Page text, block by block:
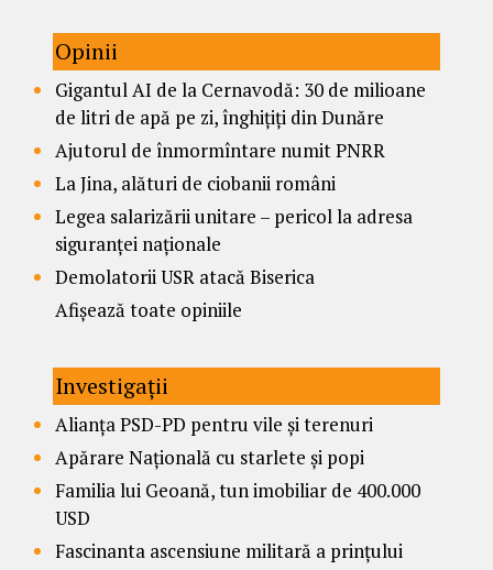
Opinii
Gigantul AI de la Cernavodă: 30 de milioane
de litri de apă pe zi, înghițiți din Dunăre
Ajutorul de înmormîntare numit PNRR
La Jina, alături de ciobanii români
Legea salarizării unitare – pericol la adresa
siguranței naționale
Demolatorii USR atacă Biserica
Afișează toate opiniile
Investigații
Alianța PSD-PD pentru vile și terenuri
Apărare Națională cu starlete și popi
Familia lui Geoană, tun imobiliar de 400.000
USD
Fascinanta ascensiune militară a prințului